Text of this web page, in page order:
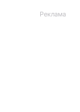
Реклама